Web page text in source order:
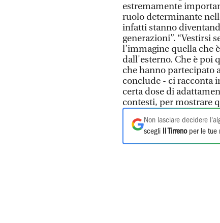
estremamente
ruolo determinante
infatti stanno
generazioni”. “Vestirsi
l’immagine quella che
dall'esterno. Che è poi
che hanno partecipato
conclude - ci racconta
certa dose di
contesti, per mostrare
Non lasciare decidere
scegli
Il Tirrenoper le tue